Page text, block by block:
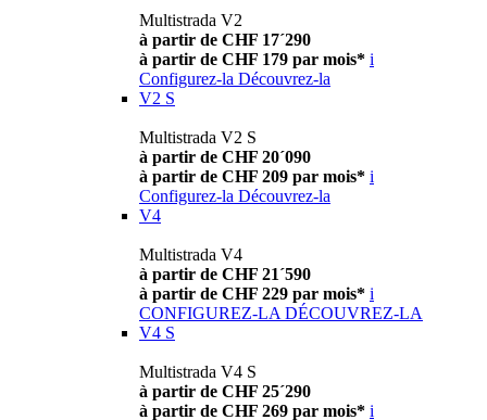
Multistrada V2
à partir de CHF 17´290
à partir de CHF 179 par mois* i
Configurez-la Découvrez-la
V2 S
Multistrada V2 S
à partir de CHF 20´090
à partir de CHF 209 par mois* i
Configurez-la Découvrez-la
V4
Multistrada V4
à partir de CHF 21´590
à partir de CHF 229 par mois* i
CONFIGUREZ-LA DÉCOUVREZ-LA
V4 S
Multistrada V4 S
à partir de CHF 25´290
à partir de CHF 269 par mois* i